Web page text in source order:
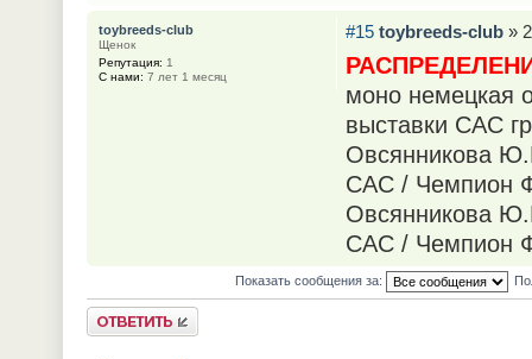
#15 toybreeds-club»
моно немецкая
выставки САС
Овсянникова
САС / Чемпион
Овсянникова
САС / Чемпион
toybreeds-club
Щенок
Репутация: 1
С нами: 7 лет 1 месяц
Показать сообщения за:
Ответить